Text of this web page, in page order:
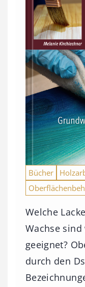
Bücher
Welche
Wachse
geeignet?
durch den